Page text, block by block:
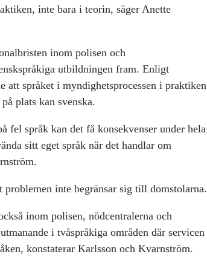
inte bara i teorin, säger Anette
inom polisen och
utbildningen fram. Enligt
att språket i myndighetsprocessen i praktiken
plats kan svenska.
fel språk kan det få konsekvenser under hela
sitt eget språk när det handlar om
inte begränsar sig till domstolarna.
inom polisen, nödcentralerna och
i tvåspråkiga områden där servicen
konstaterar Karlsson och Kvarnström.